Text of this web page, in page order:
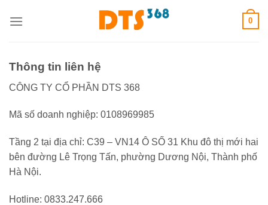
0
Thông tin liên hệ
CÔNG TY CỔ PHẦN DTS 368
Mã số doanh nghiệp: 0108969985
Tầng 2 tại địa chỉ: C39 – VN14 Ô SỐ 31 Khu đô thị mới hai
bên đường Lê Trọng Tấn, phường Dương Nội, Thành phố
Hà Nội.
Hotline: 0833.247.666